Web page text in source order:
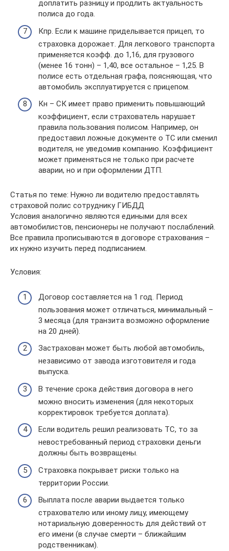
доплатить разницу и продлить актуальность
полиса до года.
Кпр. Если к машине приделывается прицеп, то
страховка дорожает. Для легкового транспорта
применяется коэфф. до 1,16, для грузового
(менее 16 тонн) – 1,40, все остальное – 1,25. В
полисе есть отдельная графа, поясняющая, что
автомобиль эксплуатируется с прицепом.
Кн – СК имеет право применить повышающий
коэффициент, если страхователь нарушает
правила пользования полисом. Например, он
предоставил ложные документе о ТС или сменил
водителя, не уведомив компанию. Коэффициент
может применяться не только при расчете
аварии, но и при оформлении ДТП.
Статья по теме: Нужно ли водителю предоставлять
страховой полис сотруднику ГИБДД
Условия аналогично являются едиными для всех
автомобилистов, пенсионеры не получают послаблений.
Все правила прописываются в договоре страхования –
их нужно изучить перед подписанием.
Условия:
Договор составляется на 1 год. Период
пользования может отличаться, минимальный –
3 месяца (для транзита возможно оформление
на 20 дней).
Застрахован может быть любой автомобиль,
независимо от завода изготовителя и года
выпуска.
В течение срока действия договора в него
можно вносить изменения (для некоторых
корректировок требуется доплата).
Если водитель решил реализовать ТС, то за
невостребованный период страховки деньги
должны быть возвращены.
Страховка покрывает риски только на
территории России.
Выплата после аварии выдается только
страхователю или иному лицу, имеющему
нотариальную доверенность для действий от
его имени (в случае смерти – ближайшим
родственникам).